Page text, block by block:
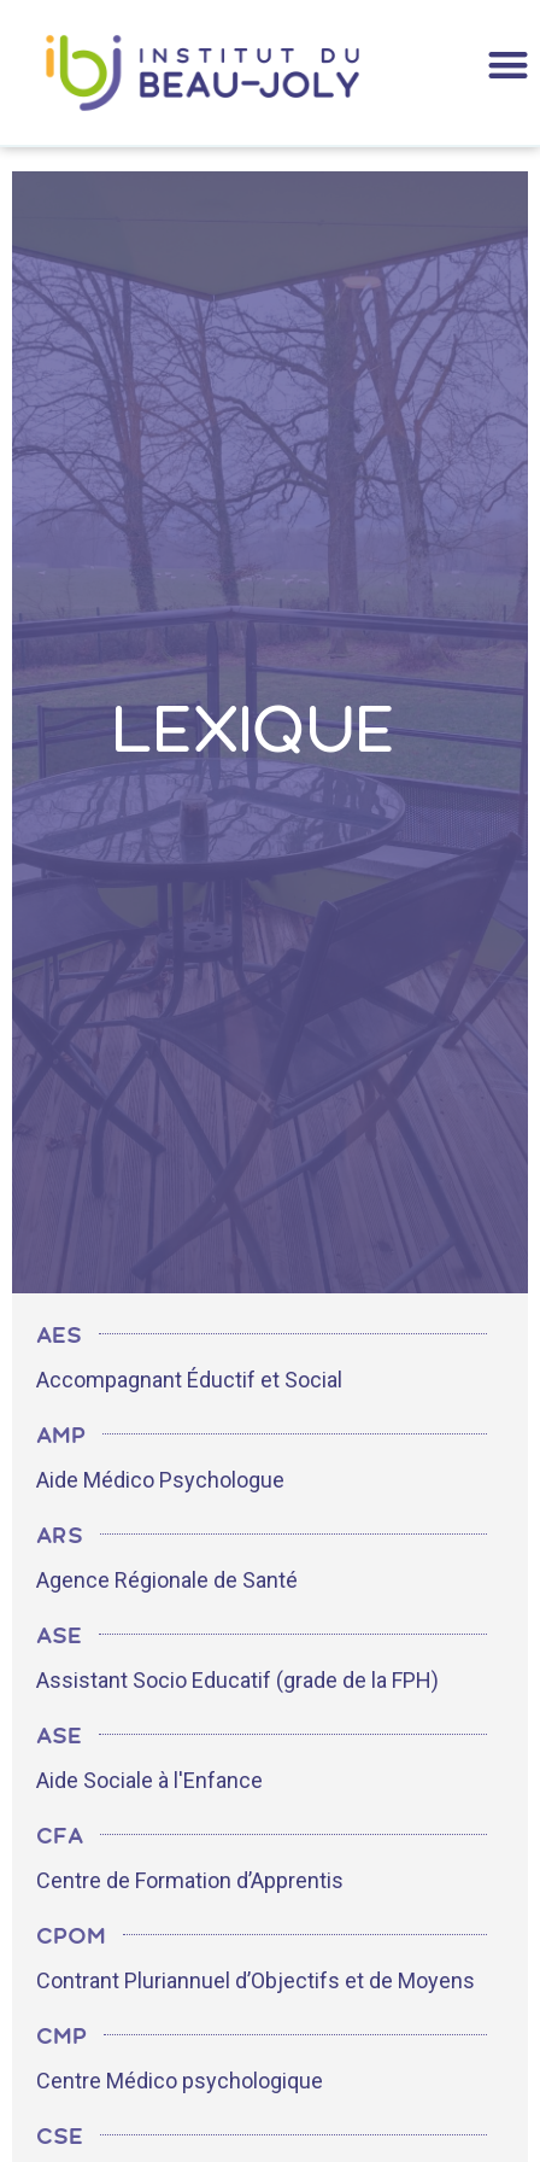
LEXIQUE
AES
Accompagnant Éductif et Social
AMP
Aide Médico Psychologue
ARS
Agence Régionale de Santé
ASE
Assistant Socio Educatif (grade de la FPH)
ASE
Aide Sociale à l'Enfance
CFA
Centre de Formation d’Apprentis
CPOM
Contrant Pluriannuel d’Objectifs et de Moyens
CMP
Centre Médico psychologique
CSE